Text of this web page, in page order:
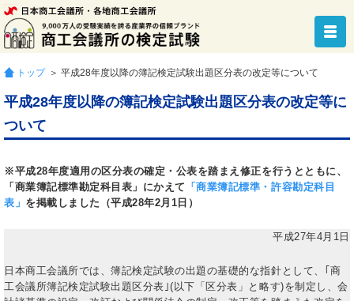
トップ ＞ 平成28年度以降の簿記検定試験出題区分表の改定等について
平成28年度以降の簿記検定試験出題区分表の改定等に
ついて
※平成28年度適用の区分表の確定・公表を踏まえ修正を行うとともに、
「商業簿記標準勘定科目表」にかえて 「商業簿記標準・許容勘定科目
表」 を掲載しました（平成28年2月1日）
平成27年4月1日
日本商工会議所では、簿記検定試験の出題の基礎的な指針として、｢商
工会議所簿記検定試験出題区分表｣(以下「区分表」と略す)を制定し、会